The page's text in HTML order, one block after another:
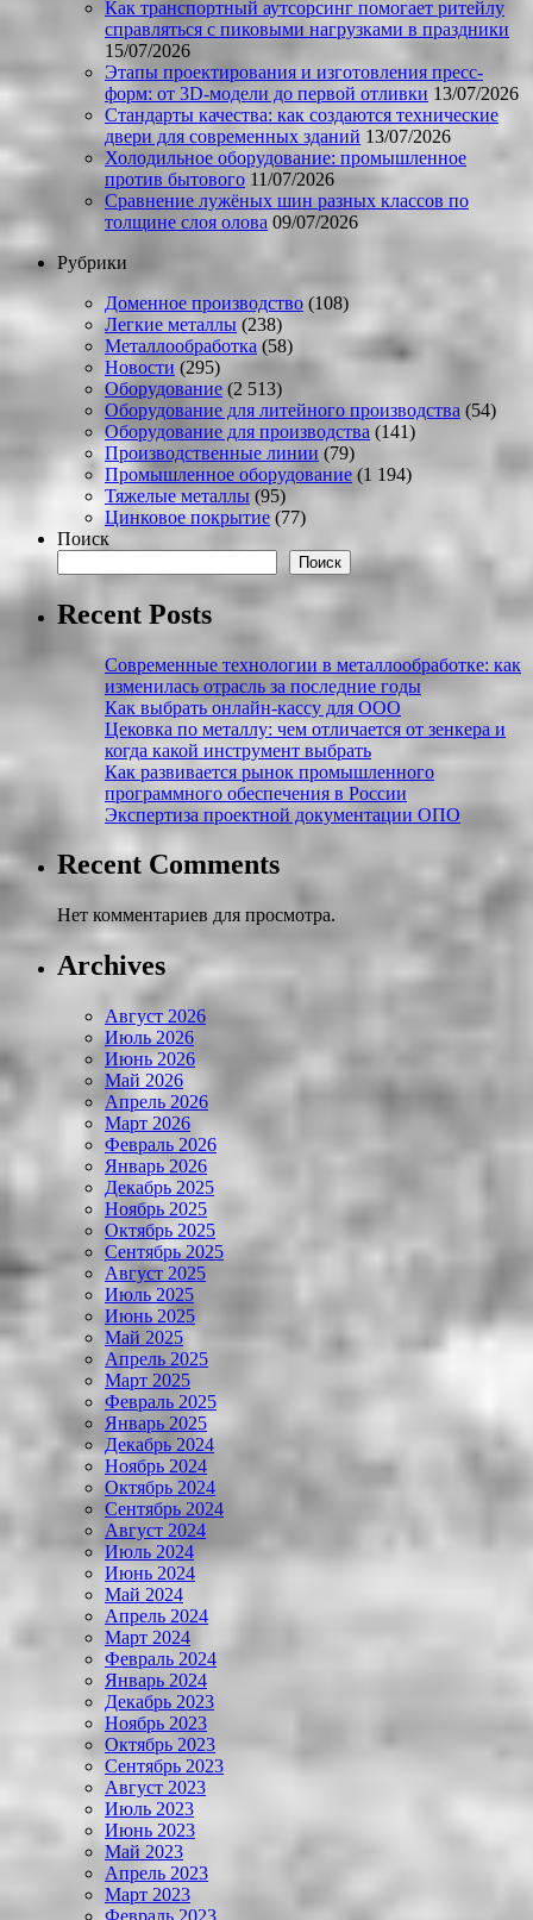
Как транспортный аутсорсинг помогает ритейлу
справляться с пиковыми нагрузками в праздники
15/07/2026
Этапы проектирования и изготовления пресс-
форм: от 3D-модели до первой отливки 13/07/2026
Стандарты качества: как создаются технические
двери для современных зданий 13/07/2026
Холодильное оборудование: промышленное
против бытового 11/07/2026
Сравнение лужёных шин разных классов по
толщине слоя олова 09/07/2026
Рубрики
Доменное производство (108)
Легкие металлы (238)
Металлообработка (58)
Новости (295)
Оборудование (2 513)
Оборудование для литейного производства (54)
Оборудование для производства (141)
Производственные линии (79)
Промышленное оборудование (1 194)
Тяжелые металлы (95)
Цинковое покрытие (77)
Поиск
Поиск
Recent Posts
Современные технологии в металлообработке: как
изменилась отрасль за последние годы
Как выбрать онлайн-кассу для ООО
Цековка по металлу: чем отличается от зенкера и
когда какой инструмент выбрать
Как развивается рынок промышленного
программного обеспечения в России
Экспертиза проектной документации ОПО
Recent Comments
Нет комментариев для просмотра.
Archives
Август 2026
Июль 2026
Июнь 2026
Май 2026
Апрель 2026
Март 2026
Февраль 2026
Январь 2026
Декабрь 2025
Ноябрь 2025
Октябрь 2025
Сентябрь 2025
Август 2025
Июль 2025
Июнь 2025
Май 2025
Апрель 2025
Март 2025
Февраль 2025
Январь 2025
Декабрь 2024
Ноябрь 2024
Октябрь 2024
Сентябрь 2024
Август 2024
Июль 2024
Июнь 2024
Май 2024
Апрель 2024
Март 2024
Февраль 2024
Январь 2024
Декабрь 2023
Ноябрь 2023
Октябрь 2023
Сентябрь 2023
Август 2023
Июль 2023
Июнь 2023
Май 2023
Апрель 2023
Март 2023